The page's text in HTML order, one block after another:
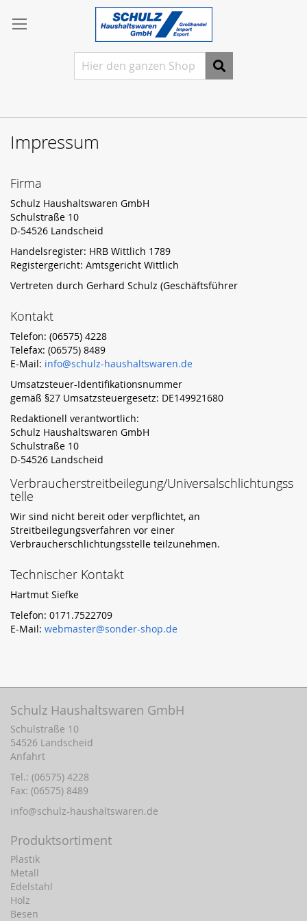
zum
Inhalt
Suche
Anmelden
Ein
freischalten
Ein
Impressum
Firma
Schulz Haushaltswaren GmbH
Schulstraße 10
D-54526 Landscheid
Handelsregister: HRB Wittlich 1789
Registergericht: Amtsgericht Wittlich
Vertreten durch Gerhard Schulz (Geschäftsführer
Kontakt
Telefon: (06575) 4228
Telefax: (06575) 8489
E-Mail: info@schulz-haushaltswaren.de
Umsatzsteuer-Identifikationsnummer
gemäß §27 Umsatzsteuergesetz: DE149921680
Redaktionell verantwortlich:
Schulz Haushaltswaren GmbH
Schulstraße 10
D-54526 Landscheid
Verbraucherstreitbeilegung/Universalschlichtungss
telle
Wir sind nicht bereit oder verpflichtet, an
Streitbeilegungsverfahren vor einer
Verbraucherschlichtungsstelle teilzunehmen.
Technischer Kontakt
Hartmut Siefke
Telefon: 0171.7522709
E-Mail: webmaster@sonder-shop.de
Schulz Haushaltswaren GmbH
Schulstraße 10
54526 Landscheid
Anfahrt
Tel.: (06575) 4228
Fax: (06575) 8489
info@schulz-haushaltswaren.de
Produktsortiment
Plastik
Metall
Edelstahl
Holz
Besen